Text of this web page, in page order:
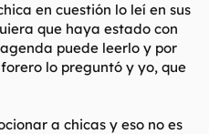
en cuestión lo leí en sus
que haya estado con
puede leerlo y por
lo preguntó y yo, que
a chicas y eso no es